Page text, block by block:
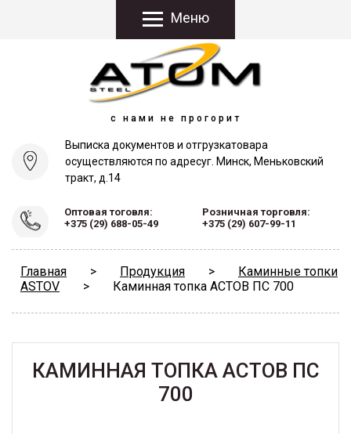
Меню
с нами не прогорит
Выписка документов и отгрузкатовара
осуществляются по адресуг. Минск, Меньковский
тракт, д.14
Оптовая тоговля:
+375 (29) 688-05-49
Розничная торговля:
+375 (29) 607-99-11
Главная > Продукция >
Каминные топки
ASTOV
> Каминная топка АСТОВ ПС 700
КАМИННАЯ ТОПКА АСТОВ ПС
700